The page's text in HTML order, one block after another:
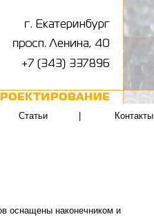
Статьи Контакты
оснащены наконечником и